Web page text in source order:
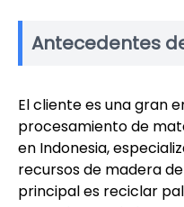
Antecedentes
El cliente es una gran
procesamiento de
en Indonesia,
recursos de madera
principal es reciclar